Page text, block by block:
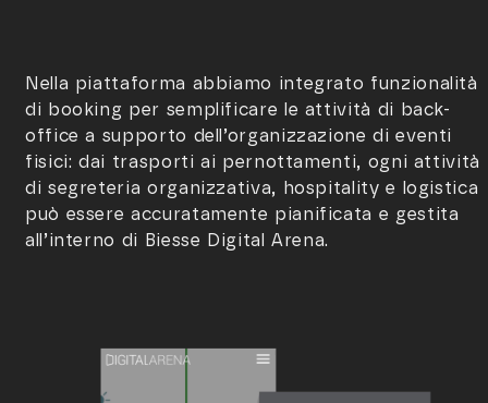
Nella piattaforma abbiamo integrato funzionalità
di booking per semplificare le attività di back-
office a supporto dell’organizzazione di eventi
fisici: dai trasporti ai pernottamenti, ogni attività
di segreteria organizzativa, hospitality e logistica
può essere accuratamente pianificata e gestita
all’interno di Biesse Digital Arena.